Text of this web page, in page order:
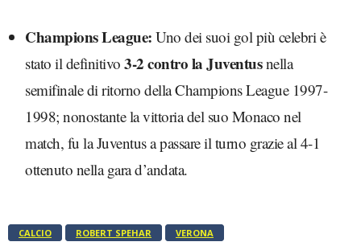
Champions League: Uno dei suoi gol più celebri è
stato il definitivo 3-2 contro la Juventusnella
semifinale di ritorno della Champions League 1997-
1998; nonostante la vittoria del suo Monaco nel
match, fu la Juventus a passare il turno grazie al 4-1
ottenuto nella gara d’andata.
CALCIO ROBERT SPEHAR VERONA